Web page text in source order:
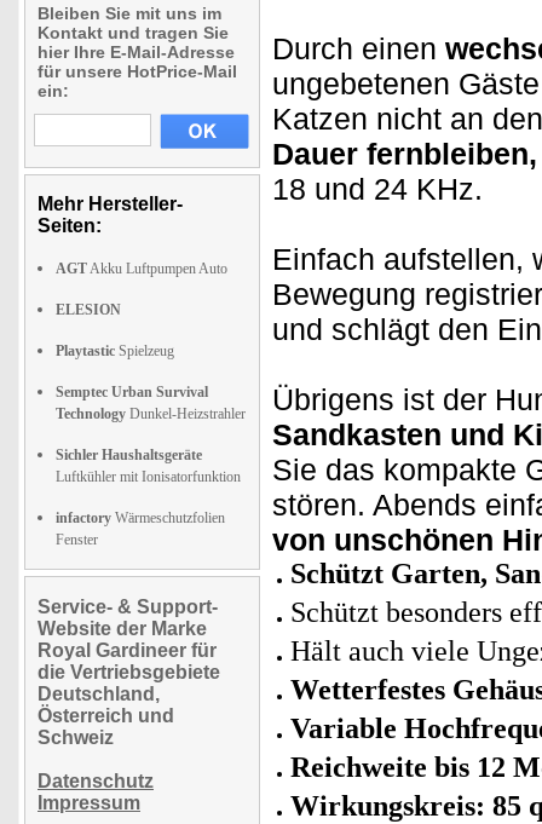
Bleiben Sie mit uns im
Kontakt und tragen Sie
hier Ihre E-Mail-Adresse
für unsere HotPrice-Mail
ein:
Mehr Hersteller-
Seiten:
AGTAkku Luftpumpen Auto
ELESION
Playtastic Spielzeug
Semptec Urban Survival
Technology Dunkel-Heizstrahler
Sichler Haushaltsgeräte
Luftkühler mit Ionisatorfunktion
infactory Wärmeschutzfolien
Fenster
Service- & Support-
Website der Marke
Royal Gardineer für
die Vertriebsgebiete
Deutschland,
Österreich und
Schweiz
Datenschutz
Impressum
Durch einen
ungebetenen
Katzen nicht an
Dauer fernbleiben,
18 und 24 KHz.
Einfach aufstellen,
Bewegung
und schlägt den
Übrigens ist der
Sandkasten und
Sie das kompakte
stören. Abends
von unschönen
Schützt Garten,
Schützt besonders
Hält auch viele
Wetterfestes
Variable
Reichweite bis 12
Wirkungskreis: 85